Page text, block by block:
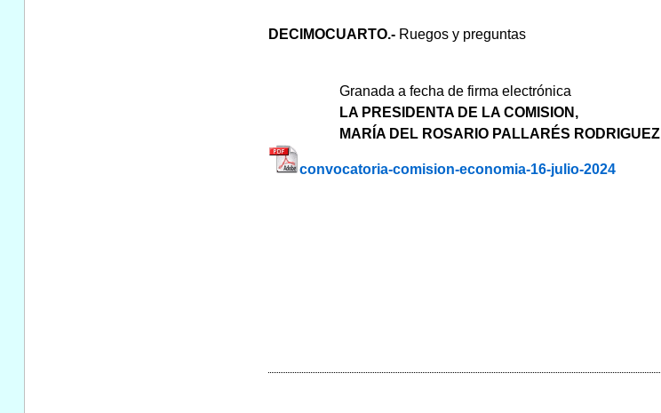
DECIMOCUARTO.-Ruegos y preguntas
Granada a fecha de firma electrónica
LA PRESIDENTA DE LA COMISION,
MARÍA DEL ROSARIO PALLARÉS RODRIGUEZ
convocatoria-comision-economia-16-julio-2024